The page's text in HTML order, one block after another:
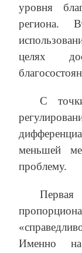
уровня
региона.
целях
С
меньшей
проблему.
Именно